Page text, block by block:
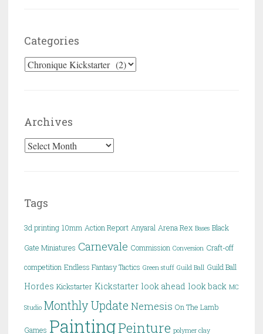
Categories
Categories
Archives
Archives
Tags
3d printing 10mm Action Report Anyaral Arena Rex Bases Black
Gate Miniatures Carnevale Commission Conversion Craft-off
competition Endless Fantasy Tactics Green stuff Guild Ball Guild Ball
Hordes Kickstarter Kickstarter look ahead look back MC
Studio Monthly Update Nemesis On The Lamb
Games PaintingPeinture polymer clay